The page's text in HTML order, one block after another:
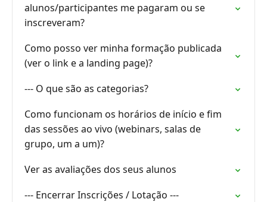
alunos/participantes me pagaram ou se
inscreveram?
Como posso ver minha formação publicada
(ver o link e a landing page)?
--- O que são as categorias?
Como funcionam os horários de início e fim
das sessões ao vivo (webinars, salas de
grupo, um a um)?
Ver as avaliações dos seus alunos
--- Encerrar Inscrições / Lotação ---